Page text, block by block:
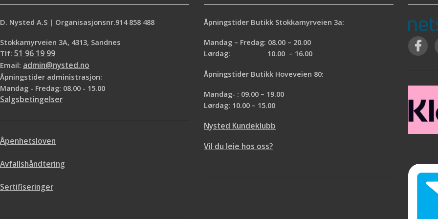
D. Nysted A.S | Organisasjonsnr.914 858 488
Stokkamyrveien 3A, 4313, Sandnes
Tlf: 51 96 19 99
Email: admin@nysted.no
Åpningstider administrasjon:
Mandag - Fredag: 08.00 - 15.00
Salgsbetingelser
Åpenhetsloven
Avfallshåndtering
Sertifiseringer
Åpningstider Butikk Stokkamyrveien 3a:
Mandag – Fredag: 08.00 – 20.00
Lørdag: 10.00 – 16.00
Åpningstider Butikk Hoveveien 80:
Mandag- : 09.00 – 19.00
Lørdag: 10.00 – 15.00
Nysted Kundeklubb
Vil du leie hos oss?